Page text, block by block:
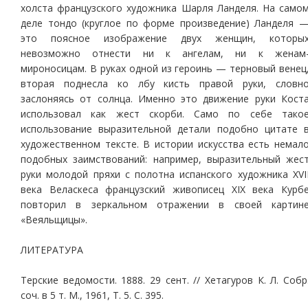
холста французского художника Шарля Ланделя. На
деле тондо (круглое по форме произведение) Ланделя
это поясное изображение двух женщин,
невозможно отнести ни к ангелам, ни к
мироносицам. В руках одной из героинь — терновый
вторая поднесла ко лбу кисть правой руки,
заслоняясь от солнца. Именно это движение руки
использовал как жест скорби. Само по себе
использование выразительной детали подобно цитате
художественном тексте. В истории искусства есть
подобных заимствований: например, выразительный
руки молодой пряхи с полотна испанского художника
века Веласкеса французский живописец ХIХ века
повторил в зеркальном отражении в своей
«Веяльщицы».
ЛИТЕРАТУРА
Терские ведомости. 1888. 29 сент. // Хетагуров К. Л.
соч. в 5 т. М., 1961, Т. 5. С. 395.